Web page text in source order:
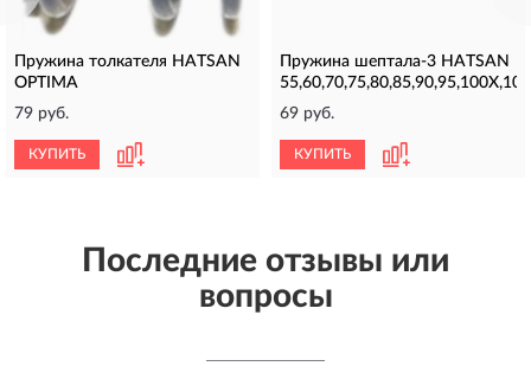
Пружина толкателя HATSAN
OPTIMA
79 руб.
КУПИТЬ
Пружина шептала-3 HATSAN
69 руб.
КУПИТЬ
Последние отзывы или
вопросы